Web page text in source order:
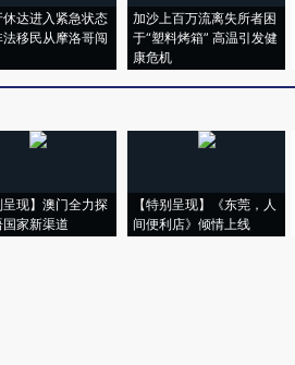
休达进入紧急状态
移民从摩洛哥闯
加沙上百万流离失所者困
于“塑料烤箱” 高温引发健
康危机
呈现】澳门全力探
家新渠道
【特别呈现】《东莞，人
间便利店》倾情上线